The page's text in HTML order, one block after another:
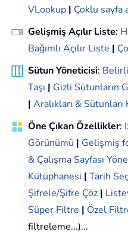
VLookup | Çoklu sayfa
Gelişmiş Açılır Liste:
Bağımlı Açılır Liste |
Sütun Yöneticisi:
Taşı | Gizli Sütunların
| Aralıkları & Sütunları
Öne Çıkan Özellikler:
Görünümü | Gelişmiş
& Çalışma Sayfası
Kütüphanesi | Tarih
Şifrele/Şifre Çöz |
Süper Filtre | Özel
filtreleme...)...